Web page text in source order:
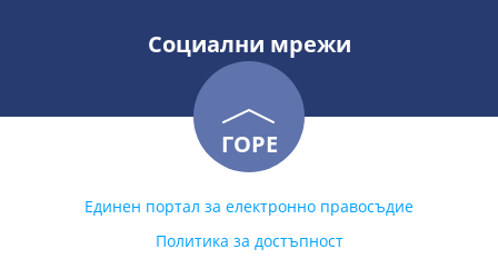
Социални мрежи
ГОРЕ
Единен портал за електронно правосъдие
Политика за достъпност